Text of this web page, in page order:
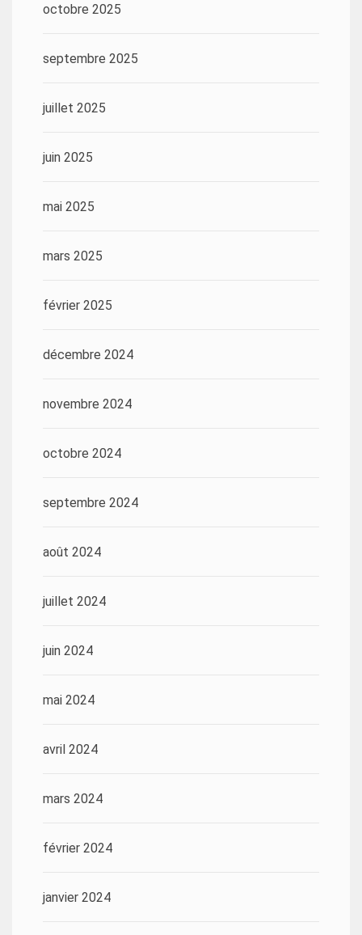
octobre 2025
septembre 2025
juillet 2025
juin 2025
mai 2025
mars 2025
février 2025
décembre 2024
novembre 2024
octobre 2024
septembre 2024
août 2024
juillet 2024
juin 2024
mai 2024
avril 2024
mars 2024
février 2024
janvier 2024